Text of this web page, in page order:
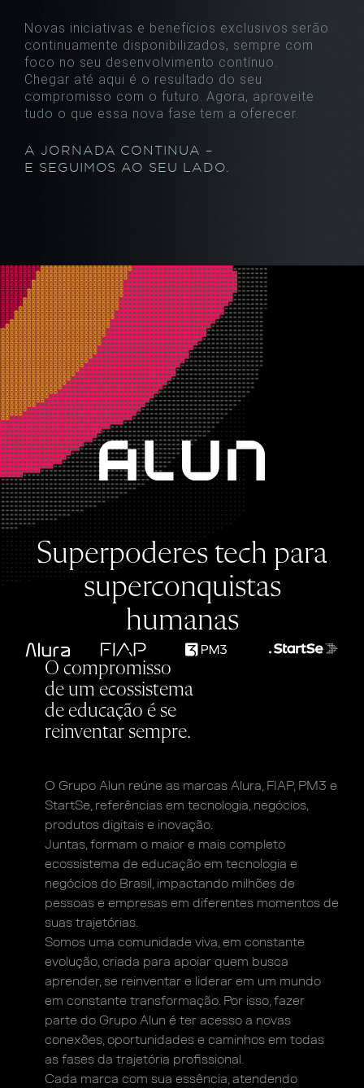
Novas iniciativas e benefícios exclusivos serão
continuamente disponibilizados, sempre com
foco no seu desenvolvimento contínuo.
Chegar até aqui é o resultado do seu
compromisso com o futuro. Agora, aproveite
tudo o que essa nova fase tem a oferecer.
A JORNADA CONTINUA –
E SEGUIMOS AO SEU LADO.
Superpoderes tech para
superconquistas
humanas
O compromisso
de um ecossistema
de educação é se
reinventar sempre.
O Grupo Alun reúne as marcas Alura, FIAP, PM3 e
StartSe, referências em tecnologia, negócios,
produtos digitais e inovação.
Juntas, formam o maior e mais completo
ecossistema de educação em tecnologia e
negócios do Brasil, impactando milhões de
pessoas e empresas em diferentes momentos de
suas trajetórias.
Somos uma comunidade viva, em constante
evolução,criada para apoiar quem busca
aprender, se reinventar e liderar em um mundo
em constante transformação. Por isso, fazer
parte do Grupo Alun é ter acesso a novas
conexões, oportunidades e caminhos em todas
as fases da trajetória profissional.
Cada marca com sua essência, atendendo